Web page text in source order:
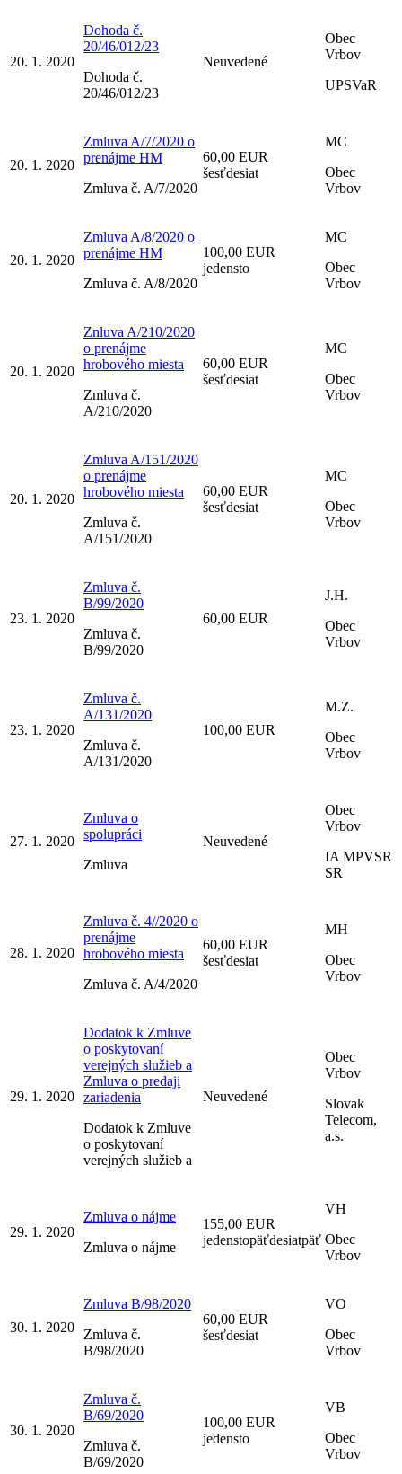
20. 1. 2020
Dohoda č.
20/46/012/23
Dohoda č.
20/46/012/23
Neuvedené
Obec
Vrbov
UPSVaR
20. 1. 2020
Zmluva A/7/2020 o
prenájme HM
Zmluva č. A/7/2020
60,00 EUR
šesťdesiat
MC
Obec
Vrbov
20. 1. 2020
Zmluva A/8/2020 o
prenájme HM
Zmluva č. A/8/2020
100,00 EUR
jedensto
MC
Obec
Vrbov
20. 1. 2020
Znluva A/210/2020
o prenájme
hrobového miesta
Zmluva č.
A/210/2020
60,00 EUR
šesťdesiat
MC
Obec
Vrbov
20. 1. 2020
Zmluva A/151/2020
o prenájme
hrobového miesta
Zmluva č.
A/151/2020
60,00 EUR
šesťdesiat
MC
Obec
Vrbov
23. 1. 2020
Zmluva č.
B/99/2020
Zmluva č.
B/99/2020
60,00 EUR
J.H.
Obec
Vrbov
23. 1. 2020
Zmluva č.
A/131/2020
Zmluva č.
A/131/2020
100,00 EUR
M.Z.
Obec
Vrbov
27. 1. 2020
Zmluva o
spolupráci
Zmluva
Neuvedené
Obec
Vrbov
IA MPVSR
SR
28. 1. 2020
Zmluva č. 4//2020 o
prenájme
hrobového miesta
Zmluva č. A/4/2020
60,00 EUR
šesťdesiat
MH
Obec
Vrbov
29. 1. 2020
Dodatok k Zmluve
o poskytovaní
verejných služieb a
Zmluva o predaji
zariadenia
Dodatok k Zmluve
o poskytovaní
verejných služieb a
Neuvedené
Obec
Vrbov
Slovak
Telecom,
a.s.
29. 1. 2020
Zmluva o nájme
Zmluva o nájme
155,00 EUR
jedenstopäťdesiatpäť
VH
Obec
Vrbov
30. 1. 2020
Zmluva B/98/2020
Zmluva č.
B/98/2020
60,00 EUR
šesťdesiat
VO
Obec
Vrbov
30. 1. 2020
Zmluva č.
B/69/2020
Zmluva č.
B/69/2020
100,00 EUR
jedensto
VB
Obec
Vrbov